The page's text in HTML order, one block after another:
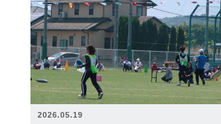
2026.05.19